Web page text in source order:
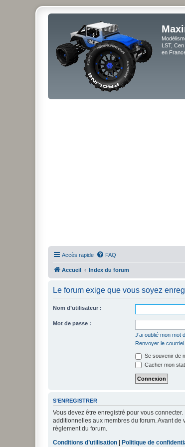
LST,
en
Accès rapide FAQ
Accueil Index du forum
Le forum exige que vous soyez
Nom d’utilisateur :
Mot de passe :
J’ai oublié mon mot
Renvoyer le
Se souvenir de
Cacher mon
S’ENREGISTRER
Vous devez être enregistré pour vous
additionnelles aux membres du forum. Avant de
règlement du forum.
Conditions d’utilisation | Politique de